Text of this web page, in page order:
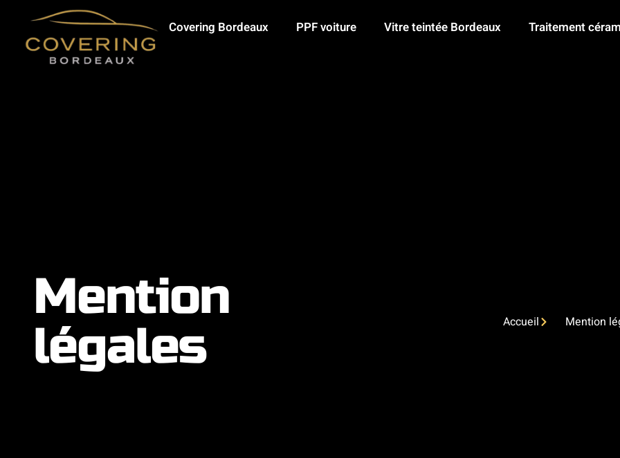
Covering Bordeaux PPF voiture Vitre teintée Bordeaux Traitement
Mention
légales
Accueil Mention